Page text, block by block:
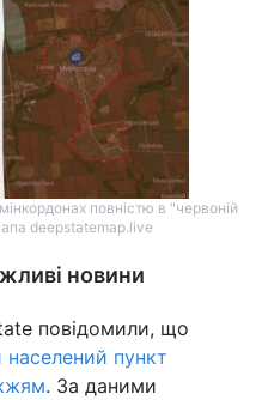
повністю в "червоній
deepstatemap.live
новини
повідомили, що
населений пункт
. За даними